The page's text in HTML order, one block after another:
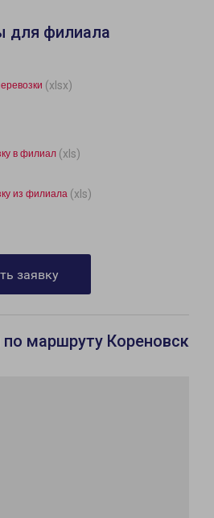
для филиала
(xlsx)
в филиал (xls)
из филиала (xls)
заявку
по маршруту Кореновск